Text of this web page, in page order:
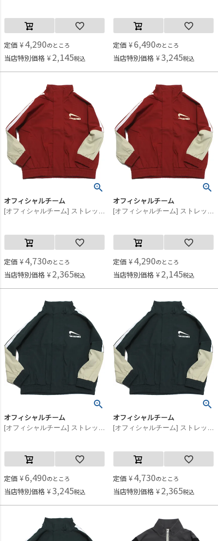
定価 ¥ 4,290のところ
当店特別価格 ¥ 2,145税込
定価 ¥ 6,490のところ
当店特別価格 ¥ 3,245税込
オフィシャルチーム
定価 ¥ 4,730のところ
当店特別価格 ¥ 2,365税込
オフィシャルチーム
定価 ¥ 4,290のところ
当店特別価格 ¥ 2,145税込
オフィシャルチーム
定価 ¥ 6,490のところ
当店特別価格 ¥ 3,245税込
オフィシャルチーム
定価 ¥ 4,730のところ
当店特別価格 ¥ 2,365税込